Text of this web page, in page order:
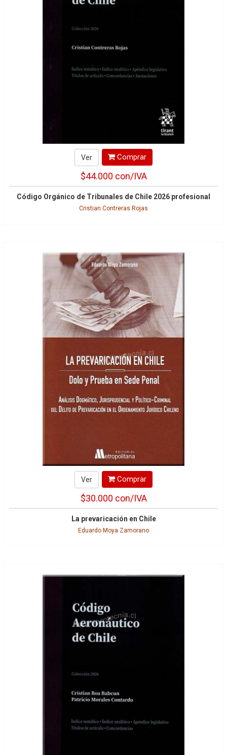
Ver Comprar
$44.000 con/IVA
Código Orgánico de Tribunales de Chile 2026 profesional
Cristian Contreras Rojas
Ver Comprar
$30.000 con/IVA
La prevaricación en Chile
Eduardo Moya Zamorano